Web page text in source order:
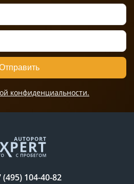
конфиденциальности.
(495) 104-40-82